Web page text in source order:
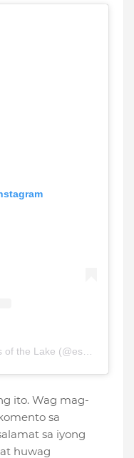
ito. Wag mag-
sa
sa iyong
huwag